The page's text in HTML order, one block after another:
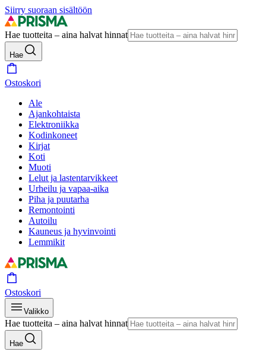
Siirry suoraan sisältöön
Hae tuotteita – aina halvat hinnat
Hae
Ostoskori
Ale
Ajankohtaista
Elektroniikka
Kodinkoneet
Kirjat
Koti
Muoti
Lelut ja lastentarvikkeet
Urheilu ja vapaa-aika
Piha ja puutarha
Remontointi
Autoilu
Kauneus ja hyvinvointi
Lemmikit
Ostoskori
Valikko
Hae tuotteita – aina halvat hinnat
Hae